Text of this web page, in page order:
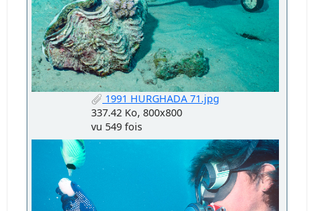
1991 HURGHADA 71.jpg
337.42 Ko, 800x800
vu 549 fois